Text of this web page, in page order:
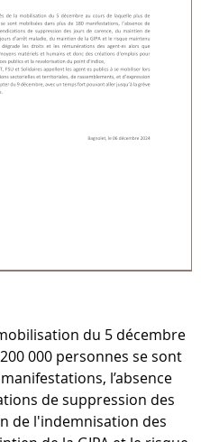
du 5 décembre
000 personnes se sont
l’absence
de suppression des
de l'indemnisation des